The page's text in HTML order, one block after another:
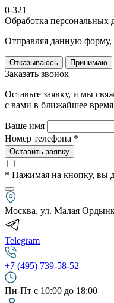
0-321
Обработка персональных
Отправляя данную форму,
Отказываюсь Принимаю
Заказать звонок
Оставьте заявку, и мы
с вами в ближайшее время
Ваше имя
Номер телефона *
Оставить заявку
* Нажимая на кнопку, вы
Москва, ул. Малая
Telegram
+7 (495) 739-58-52
Пн-Пт с 10:00 до 18:00